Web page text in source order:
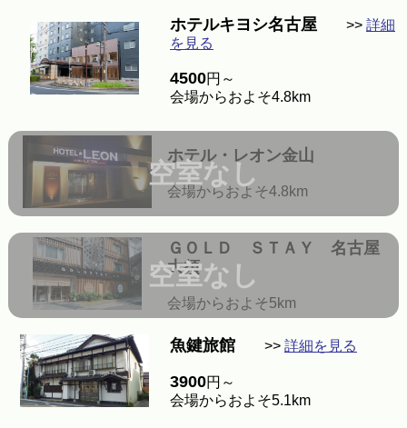
ホテルキヨシ名古屋 >> 詳細
を見る
4500円～
会場からおよそ4.8km
空室なし
ホテル・レオン金山
会場からおよそ4.8km
空室なし
ＧＯＬＤ ＳＴＡＹ 名古屋
大須
会場からおよそ5km
魚鍵旅館 >> 詳細を見る
3900円～
会場からおよそ5.1km